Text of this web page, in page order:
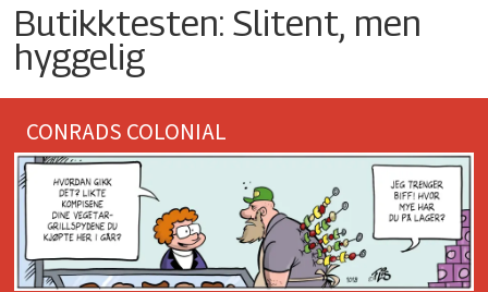
Butikktesten: Slitent, men
hyggelig
CONRADS COLONIAL